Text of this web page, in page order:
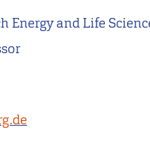
Energy and Life